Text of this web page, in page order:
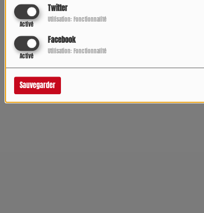
Twitter
Activé
Utilisation: Fonctionnalité
Facebook
Activé
Utilisation: Fonctionnalité
Sauvegarder